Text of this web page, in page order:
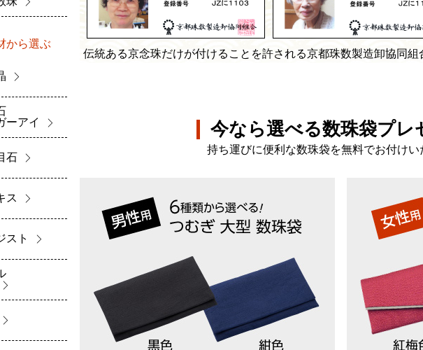
伝統ある京念珠だけが付けることを許される京都珠数製造卸協同組
今なら選べる数珠袋プレ
持ち運びに便利な数珠袋を無料でお付けい
から選ぶ
ーアイ
石
ス
スト